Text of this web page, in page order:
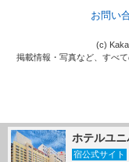
ホテルユ
宿公式サイト
お問い
(c)
掲載情報・写真など、すべ